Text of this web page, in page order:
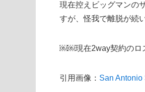
現在控えビッグマンの
すが、怪我で離脱が続
￼￼現在2way契約のロ
引用画像： San